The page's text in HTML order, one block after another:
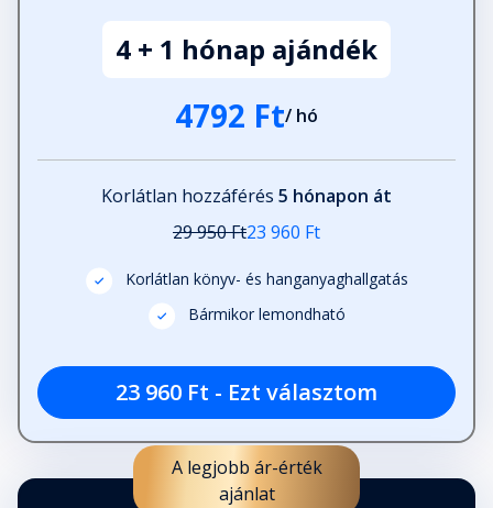
FÉLELEM HAT KÍSÉRTETÉNEK
ESZÉN?
A bírálattól való félelem tünetei
Fejezet hossza: 00:36:03
Fejezet hossza: 00:05:39
"B" Függelék
Fejezet hossza: 00:08:19
4 + 1 hónap ajándék
4792 Ft/ hó
Korlátlan hozzáférés 5 hónapon át
29 950 Ft23 960 Ft
Korlátlan könyv- és hanganyaghallgatás
Bármikor lemondható
23 960 Ft - Ezt választom
A legjobb ár-érték
ajánlat